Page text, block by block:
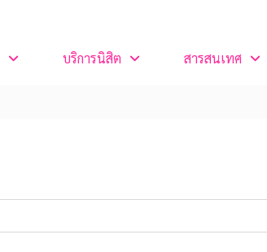
บริการนิสิต สารสนเทศ